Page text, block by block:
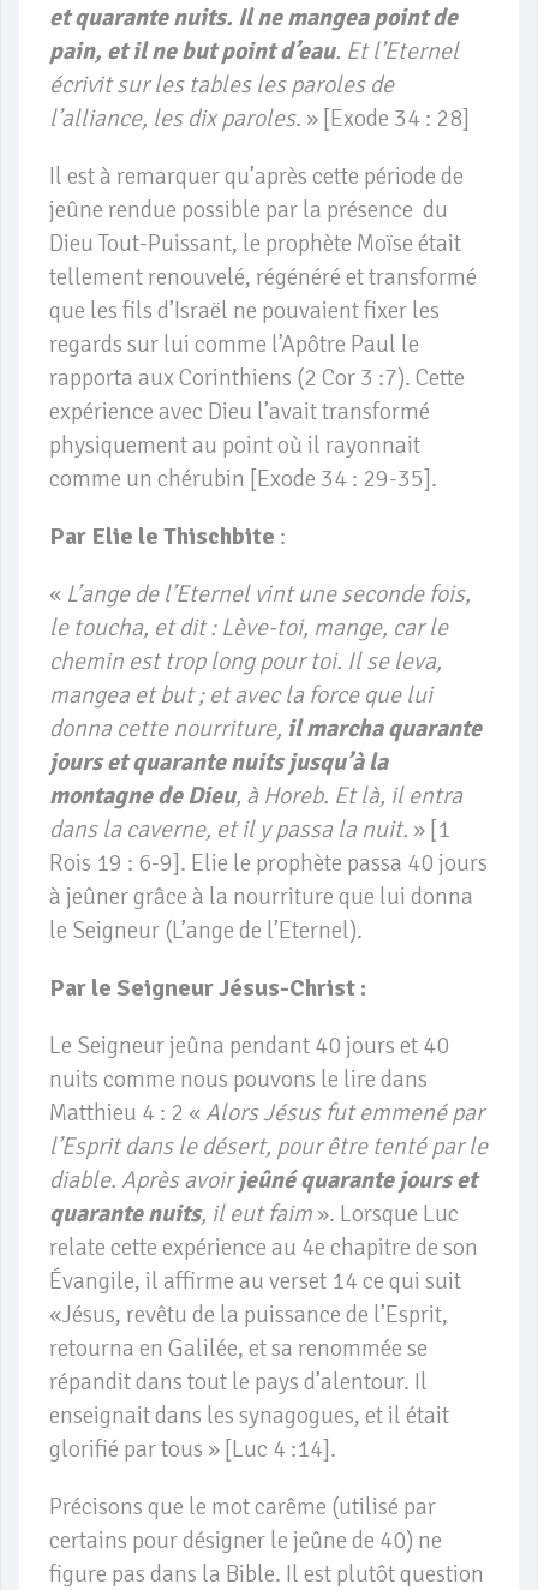
et quarante nuits. Il ne mangea point de
pain, et il ne but point d’eau. Et l’Eternel
écrivit sur les tables les paroles de
l’alliance, les dix paroles. » [Exode 34 : 28]
Il est à remarquer qu’après cette période de
jeûne rendue possible par la présence du
Dieu Tout-Puissant, le prophète Moïse était
tellement renouvelé, régénéré et transformé
que les fils d’Israël ne pouvaient fixer les
regards sur lui comme l’Apôtre Paul le
rapporta aux Corinthiens (2 Cor 3 :7). Cette
expérience avec Dieu l’avait transformé
physiquement au point où il rayonnait
comme un chérubin [Exode 34 : 29-35].
Par Elie le Thischbite :
« L’ange de l’Eternel vint une seconde fois,
le toucha, et dit : Lève-toi, mange, car le
chemin est trop long pour toi. Il se leva,
mangea et but ; et avec la force que lui
donna cette nourriture, il marcha quarante
jours et quarante nuits jusqu’à la
montagne de Dieu, à Horeb. Et là, il entra
dans la caverne, et il y passa la nuit. » [1
Rois 19 : 6-9]. Elie le prophète passa 40 jours
à jeûner grâce à la nourriture que lui donna
le Seigneur (L’ange de l’Eternel).
Par le Seigneur Jésus-Christ :
Le Seigneur jeûna pendant 40 jours et 40
nuits comme nous pouvons le lire dans
Matthieu 4 : 2 « Alors Jésus fut emmené par
l’Esprit dans le désert, pour être tenté par le
diable. Après avoirjeûné quarante jours et
quarante nuits, il eut faim ». Lorsque Luc
relate cette expérience au 4e chapitre de son
Évangile, il affirme au verset 14 ce qui suit
«Jésus, revêtu de la puissance de l’Esprit,
retourna en Galilée, et sa renommée se
répandit dans tout le pays d’alentour. Il
enseignait dans les synagogues, et il était
glorifié par tous » [Luc 4 :14].
Précisons que le mot carême (utilisé par
certains pour désigner le jeûne de 40) ne
figure pas dans la Bible. Il est plutôt question